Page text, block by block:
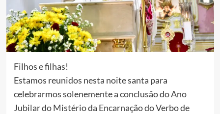
Filhos e filhas!
Estamos reunidos nesta noite santa para
celebrarmos solenemente a conclusão do Ano
Jubilar do Mistério da Encarnação do Verbo de